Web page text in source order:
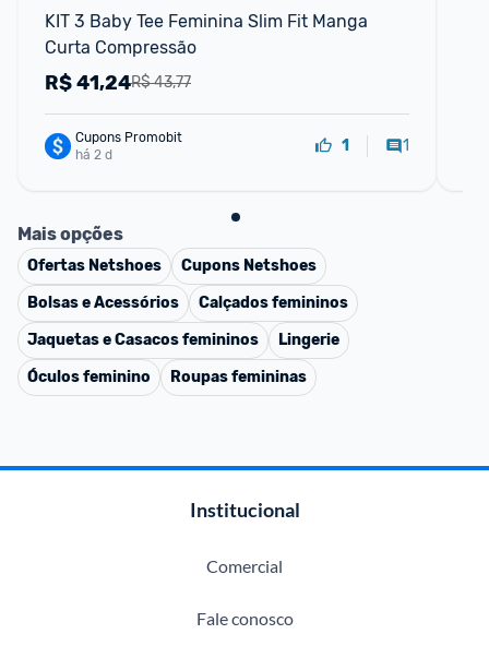
KIT 3 Baby Tee Feminina Slim Fit Manga
Curta Compressão
R$ 43,77
R$41,24
Cupons Promobit
há 2 d
1 1
Mais opções
Ofertas Netshoes Cupons Netshoes
Bolsas e Acessórios
Calçados femininos
Jaquetas e Casacos femininos
Lingerie
Óculos feminino
Roupas femininas
Institucional
Comercial
Fale conosco